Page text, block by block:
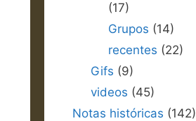
(17)
Grupos (14)
recentes (22)
Gifs (9)
videos (45)
Notas históricas (142)